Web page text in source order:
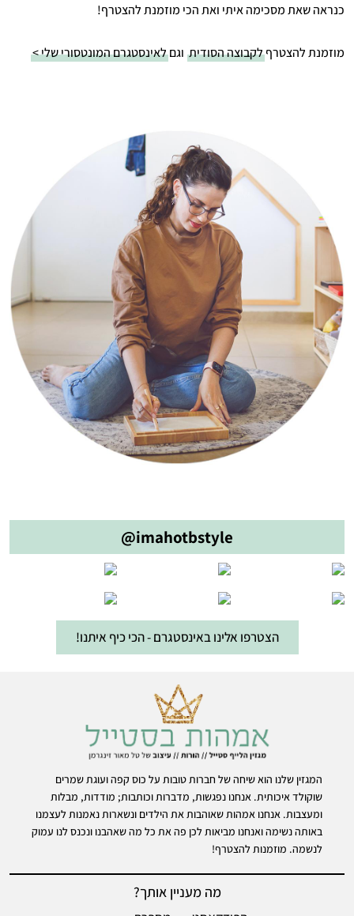
כנראה שאת מסכימה איתי ואת הכי מוזמנת להצטרף!
מוזמנת להצטרףלקבוצה הסודיתוגםלאינסטגרם המונטסורי שלי >
@imahotbstyle
הצטרפו אלינו באינסטגרם - הכי כיף איתנו!
המגזין שלנו הוא שיחה של חברות טובות על כוס קפה ועוגת שמרים
שוקולד איכותית. אנחנו נפגשות, מדברות וכותבות; מודדות, מבלות
ומעצבות. אנחנו אמהות שאוהבות את הילדים ונשארות נאמנות לעצמנו
באותה נשימה ואנחנו מביאות לכן פה את כל מה שאהבנו ונכנס לנו עמוק
לנשמה. מוזמנות להצטרף!
מה מעניין אותך?